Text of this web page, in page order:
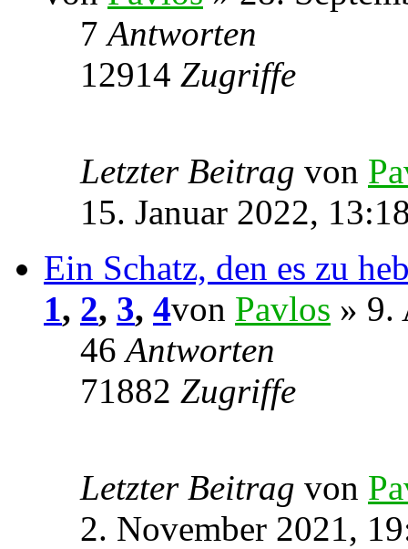
7Antworten
12914 Zugriffe
Letzter Beitrag von
15. Januar 2022,
Ein Schatz, den es zu
1, 2, 3, 4von Pavlos » 9.
46Antworten
71882 Zugriffe
Letzter Beitrag von
2. November 2021,